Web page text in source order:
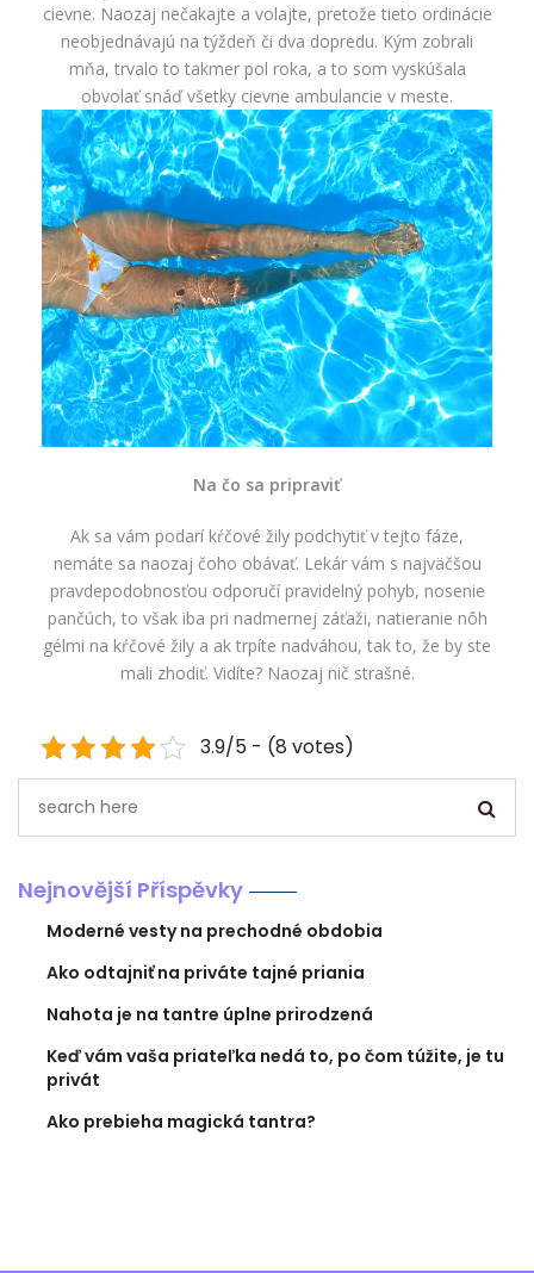
cievne. Naozaj nečakajte a volajte, pretože tieto ordinácie
neobjednávajú na týždeň či dva dopredu. Kým zobrali
mňa, trvalo to takmer pol roka, a to som vyskúšala
obvolať snáď všetky cievne ambulancie v meste.
Na čo sa pripraviť
Ak sa vám podarí kŕčové žily podchytiť v tejto fáze,
nemáte sa naozaj čoho obávať. Lekár vám s najväčšou
pravdepodobnosťou odporučí pravidelný pohyb, nosenie
pančúch, to však iba pri nadmernej záťaži, natieranie nôh
gélmi na kŕčové žily a ak trpíte nadváhou, tak to, že by ste
mali zhodiť. Vidíte? Naozaj nič strašné.
3.9/5 - (8 votes)
Nejnovější Příspěvky
Moderné vesty na prechodné obdobia
Ako odtajniť na priváte tajné priania
Nahota je na tantre úplne prirodzená
Keď vám vaša priateľka nedá to, po čom túžite, je tu
privát
Ako prebieha magická tantra?